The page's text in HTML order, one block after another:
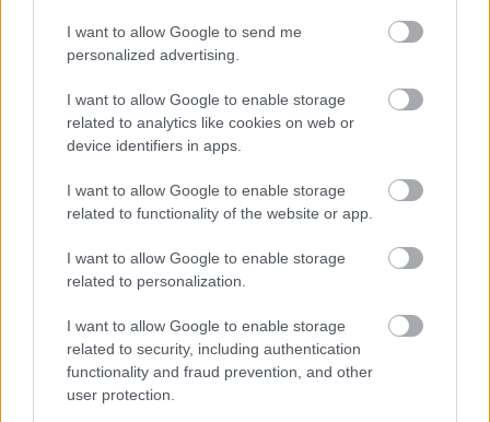
I want to allow Google to send me
personalized advertising.
I want to allow Google to enable storage
related to analytics like cookies on web or
device identifiers in apps.
I want to allow Google to enable storage
related to functionality of the website or app.
I want to allow Google to enable storage
related to personalization.
I want to allow Google to enable storage
related to security, including authentication
functionality and fraud prevention, and other
user protection.
bben a hónapban minden hétfő reggel David
Copperfield kápráztatja el a nézőket Amerika
kedvenc reggeli tévéműsorában a Today Showban.
Számomra most egy kicsit fáradtnak tűnik, de ezzel
együtt igazság szerint Copperfield még mindig
zseniális. Bámulatos látni, hogy mozdulatai…
Wayne Dobson 6 pontja a sikerhez
Boldog Péter•2013. március 06.
Dobson, az Egyesült Királyság világhírű bűvésze,
idén 56 éves. 21 éves korában kezdte teljes állású
profi karrierjét, számos tévéműsor vendége és
szereplője, majd saját tévés produkciót